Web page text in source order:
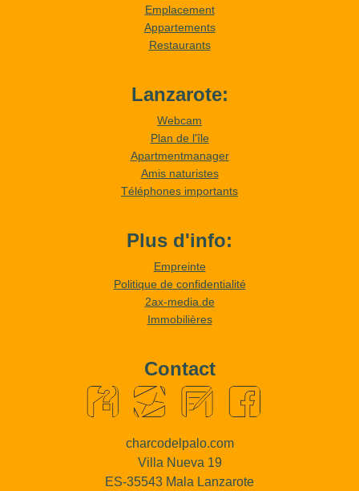
Emplacement
Appartements
Restaurants
Lanzarote:
Webcam
Plan de l'île
Apartmentmanager
Amis naturistes
Téléphones importants
Plus d'info:
Empreinte
Politique de confidentialité
2ax-media.de
Immobilières
Contact
charcodelpalo.com
Villa Nueva 19
ES-35543 Mala Lanzarote